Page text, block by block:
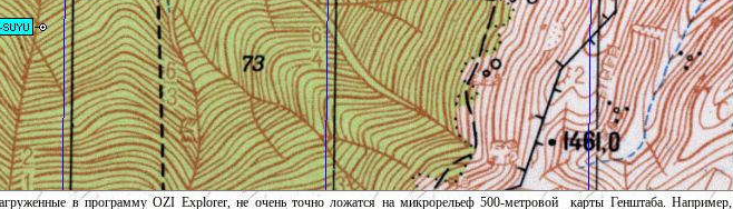
в программу OZI Explorer, не очень точно ложатся на микрорельеф 500-метровой карты Генштаба. Например,